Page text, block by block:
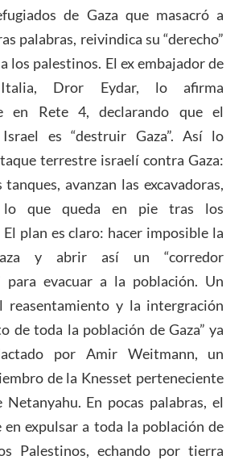
de Gaza que masacró a
palabras, reivindica su “derecho”
los palestinos. El ex embajador de
Dror Eydar, lo afirma
en Rete 4, declarando que el
es “destruir Gaza”. Así lo
terrestre israelí contra Gaza:
avanzan las excavadoras,
lo que queda en pie tras los
El plan es claro: hacer imposible la
y abrir así un “corredor
para evacuar a la población. Un
reasentamiento y la intergración
de toda la población de Gaza” ya
por Amir Weitmann, un
de la Knesset perteneciente
En pocas palabras, el
en expulsar a toda la población de
Palestinos, echando por tierra